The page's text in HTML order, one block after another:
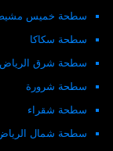
سطحة خميس
سطحة سكاكا
سطحة شرق الرياض
سطحة شرورة
سطحة شقراء
سطحة شمال